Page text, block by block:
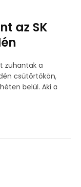
az SK
zuhantak a
csütörtökön,
belül. Aki a